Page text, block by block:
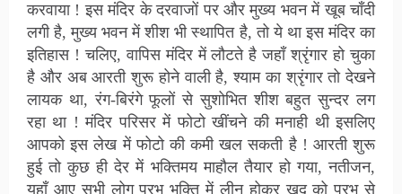
करवाया ! इस मंदिर के दरवाजों पर और मुख्य भवन में खूब चाँदी
लगी है, मुख्य भवन में शीश भी स्थापित है, तो ये था इस मंदिर का
इतिहास ! चलिए, वापिस मंदिर में लौटते है जहाँ श्रृंगार हो चुका
है और अब आरती शुरू होने वाली है, श्याम का श्रृंगार तो देखने
लायक था, रंग-बिरंगे फूलों से सुशोभित शीश बहुत सुन्दर लग
रहा था ! मंदिर परिसर में फोटो खींचने की मनाही थी इसलिए
आपको इस लेख में फोटो की कमी खल सकती है ! आरती शुरू
हुई तो कुछ ही देर में भक्तिमय माहौल तैयार हो गया, नतीजन,
यहाँ आए सभी लोग प्रभु भक्ति में लीन होकर खुद को प्रभु से